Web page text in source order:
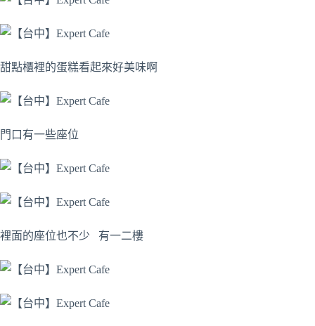
甜點櫃裡的蛋糕看起來好美味啊
門口有一些座位
裡面的座位也不少 有一二樓